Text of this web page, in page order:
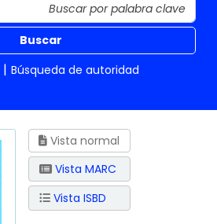
Buscar
Búsqueda de autoridad
Vista normal
Vista MARC
Vista ISBD